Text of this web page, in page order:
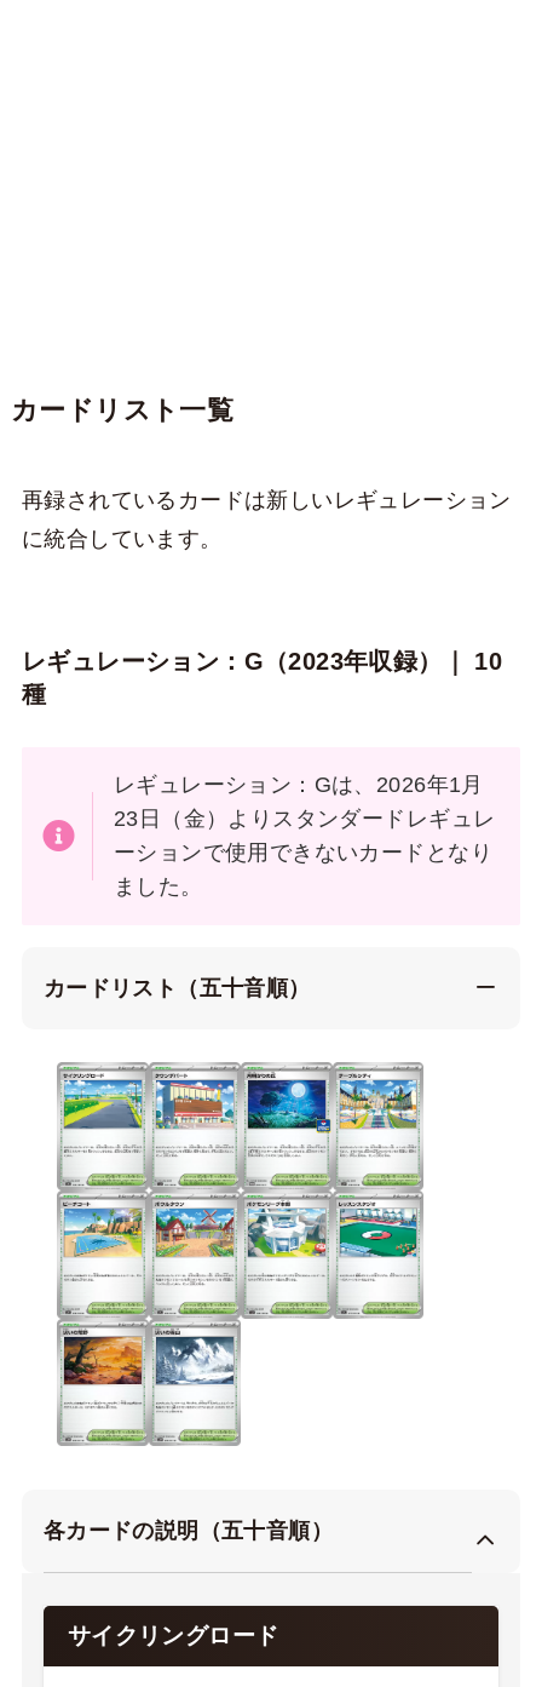
カードリスト一覧
再録されているカードは新しいレギュレーション
に統合しています。
レギュレーション：G（2023年収録）｜ 10
種
レギュレーション：Gは、2026年1月
23日（金）よりスタンダードレギュレ
ーションで使用できないカードとなり
ました。
カードリスト（五十音順）
各カードの説明（五十音順）
サイクリングロード